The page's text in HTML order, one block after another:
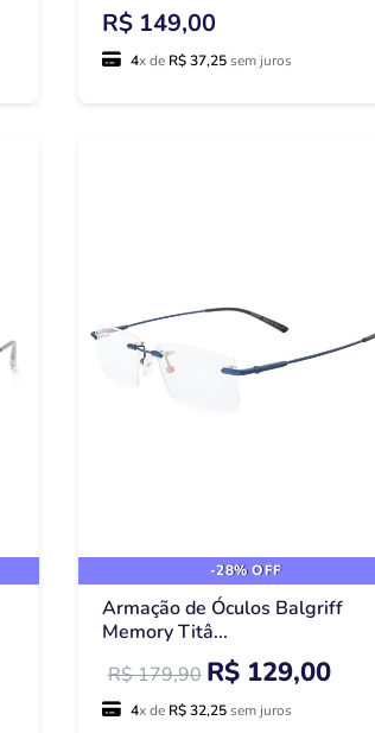
R$ 149,00
4x de R$ 37,25 sem juros
-28% OFF
Armação de Óculos Balgriff
Memory Titâ...
R$ 179,90 R$ 129,00
4x de R$ 32,25 sem juros